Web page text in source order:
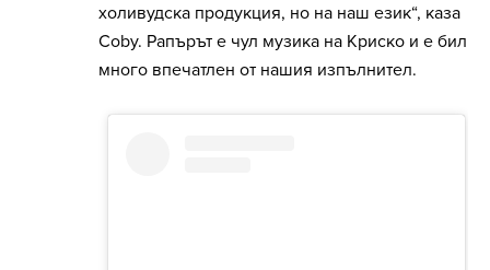
холивудска продукция, но на наш език“, каза
Coby. Рапърът е чул музика на Криско и е бил
много впечатлен от нашия изпълнител.